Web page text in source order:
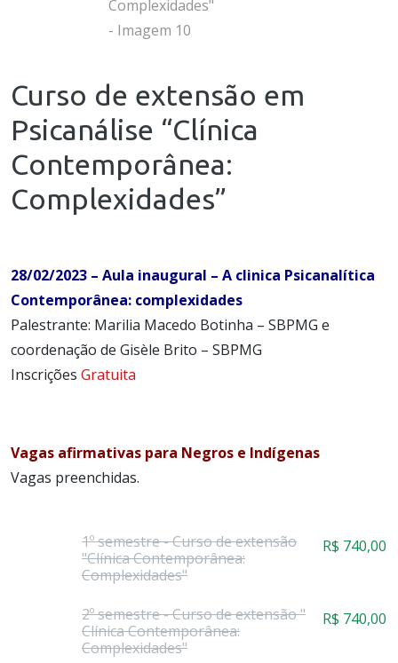
Curso de extensão em
Psicanálise “Clínica
Contemporânea:
Complexidades”
28/02/2023 – Aula inaugural – A clinica Psicanalítica
Contemporânea: complexidades
Palestrante: Marilia Macedo Botinha – SBPMG e
coordenação de Gisèle Brito – SBPMG
Inscrições Gratuita
Vagas afirmativas para Negros e Indígenas
Vagas preenchidas.
1º semestre - Curso de extensão
"Clínica Contemporânea:
Complexidades"
R$ 740,00
2º semestre - Curso de extensão "
Clínica Contemporânea:
Complexidades"
R$ 740,00